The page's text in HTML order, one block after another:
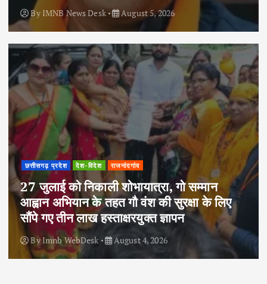
By IMNB News Desk August 5, 2026
छत्तीसगढ़ प्रदेश देश-विदेश राजनांदगांव
27 जुलाई को निकाली शोभायात्रा, गो सम्मान
आह्वान अभियान के तहत गौ वंश की सुरक्षा के लिए
सौंपे गए तीन लाख हस्ताक्षरयुक्त ज्ञापन
ByImnb WebDesk August 4, 2026